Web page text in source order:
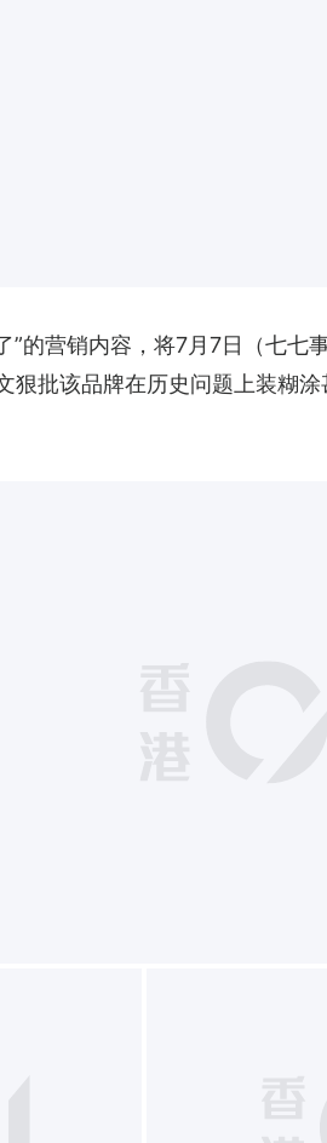
的营销内容，将7月7日（七七
批该品牌在历史问题上装糊